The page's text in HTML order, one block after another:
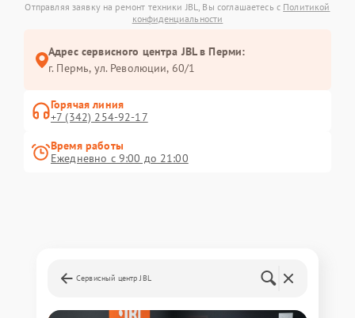
Отправляя заявку на ремонт техники JBL, Вы соглашаетесь с Политикой
конфиденциальности
Адрес сервисного центра JBL в Перми:
г. Пермь, ул. ​Революции, 60/1
Горячая линия
+7 (342) 254-92-17
Время работы
Ежедневно с 9:00 до 21:00
Сервисный центр JBL